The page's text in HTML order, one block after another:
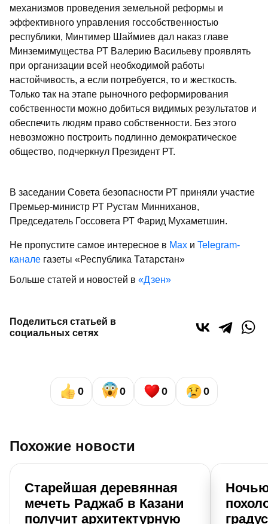
механизмов проведения земельной реформы и
эффективного управления госсобственностью
республики, Минтимер Шаймиев дал наказ главе
Минземимущества РТ Валерию Васильеву проявлять
при организации всей необходимой работы
настойчивость, а если потребуется, то и жесткость.
Только так на этапе рыночного реформирования
собственности можно добиться видимых результатов и
обеспечить людям право собственности. Без этого
невозможно построить подлинно демократическое
общество, подчеркнул Президент РТ.
В заседании Совета безопасности РТ приняли участие
Премьер-министр РТ Рустам Минниханов,
Председатель Госсовета РТ Фарид Мухаметшин.
Не пропустите самое интересное в Max и Telegram-
канале газеты «Республика Татарстан»
Больше статей и новостей в «Дзен»
Поделиться статьей в
социальных сетях
0 0 0 0
Похожие новости
Старейшая деревянная
мечеть Раджаб в Казани
получит архитектурную